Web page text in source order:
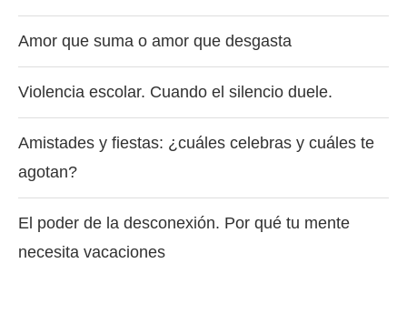
Amor que suma o amor que desgasta
Violencia escolar. Cuando el silencio duele.
Amistades y fiestas: ¿cuáles celebras y cuáles te
agotan?
El poder de la desconexión. Por qué tu mente
necesita vacaciones